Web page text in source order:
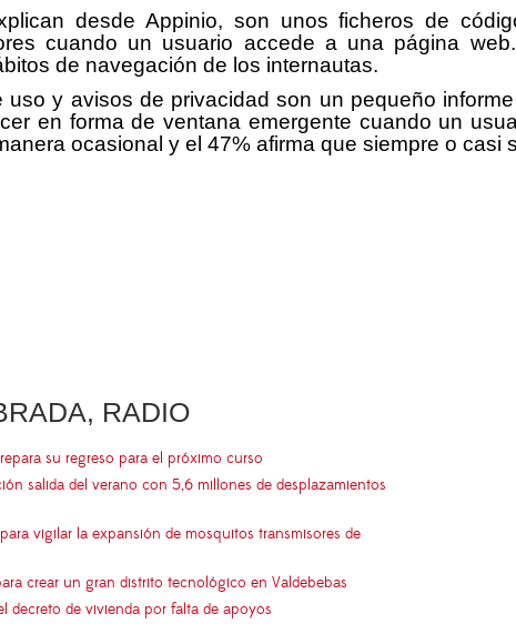
desde Appinio, son unos ficheros de
cuando un usuario accede a una página
de navegación de los internautas.
uso y avisos de privacidad son un pequeño
en forma de ventana emergente cuando un
ocasional y el 47% afirma que siempre o
RADIO
su regreso para el próximo curso
salida del verano con 5,6 millones de desplazamientos
vigilar la expansión de mosquitos transmisores de
crear un gran distrito tecnológico en Valdebebas
decreto de vivienda por falta de apoyos